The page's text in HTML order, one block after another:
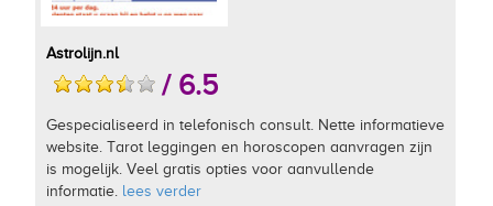
Astrolijn.nl
/ 6.5
Gespecialiseerd in telefonisch consult. Nette informatieve
website. Tarot leggingen en horoscopen aanvragen zijn
is mogelijk. Veel gratis opties voor aanvullende
informatie. lees verder